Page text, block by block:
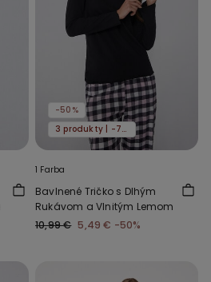
-50%
3 produkty | -70%
1 Farba
Bavlnené Tričko s Dlhým
Rukávom a Vlnitým Lemom
10,99 € 5,49 € -50%